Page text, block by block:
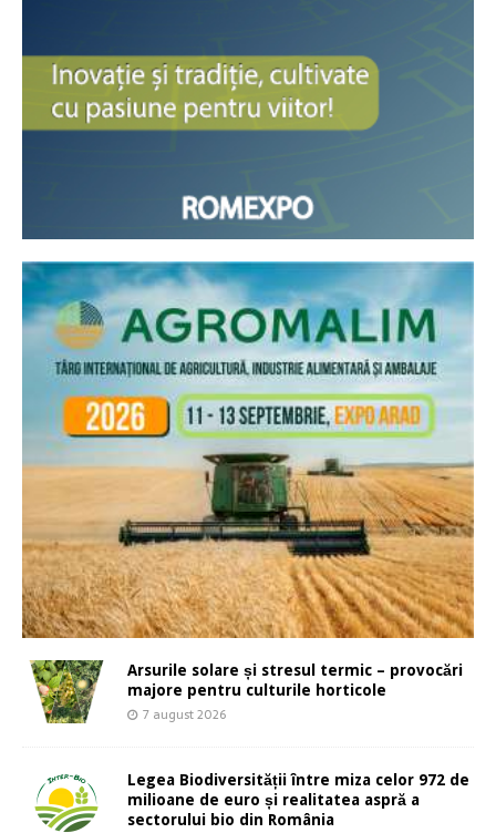
Arsurile solare și stresul termic – provocări
majore pentru culturile horticole
7 august 2026
Legea Biodiversității între miza celor 972 de
milioane de euro și realitatea aspră a
sectorului bio din România